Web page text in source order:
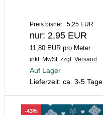
Preis bisher: 5,25 EUR
nur: 2,95 EUR
11,80 EUR pro Meter
inkl. MwSt. zzgl. Versand
Auf Lager
Lieferzeit: ca. 3-5 Tage
-43%